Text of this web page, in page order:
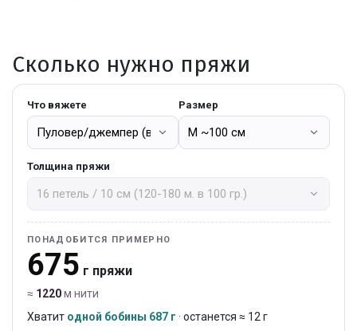
Сколько нужно пряжи
Что вяжете Размер
Толщина пряжи
ПОНАДОБИТСЯ ПРИМЕРНО
675 г пряжи
≈ 1220м нити
Хватит одной бобины 687 г · останется ≈ 12 г